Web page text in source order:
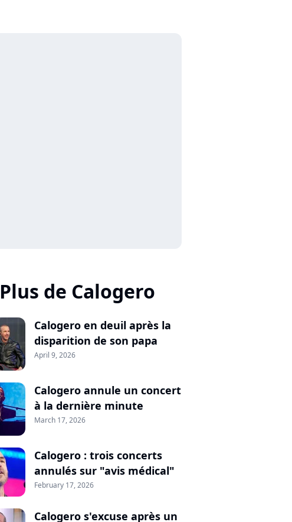
Plus de Calogero
Calogero en deuil après la
disparition de son papa
April 9, 2026
Calogero annule un concert
à la dernière minute
March 17, 2026
Calogero : trois concerts
annulés sur "avis médical"
February 17, 2026
Calogero s'excuse après un